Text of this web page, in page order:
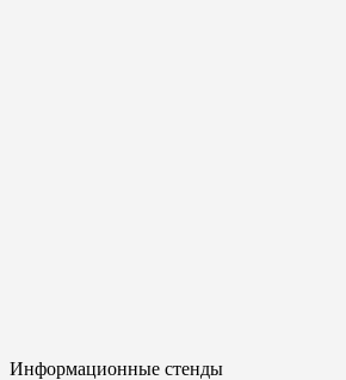
Информационные стенды